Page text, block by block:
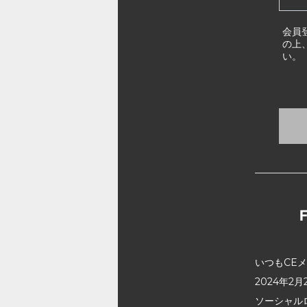
会員
の上
い。
いつもCE
2024年2月
ソーシャ